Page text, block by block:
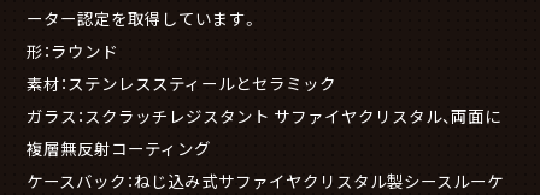
ーター認定を取得しています。
形：ラウンド
素材：ステンレススティールとセラミック
ガラス：スクラッチレジスタント サファイヤクリスタル、両面に
複層無反射コーティング
ケースバック：ねじ込み式サファイヤクリスタル製シースルーケ